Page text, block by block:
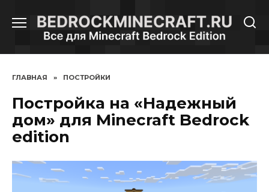
содержанию
ГЛАВНАЯ » ПОСТРОЙКИ
Постройка на «Надежный
дом» для Minecraft Bedrock
edition